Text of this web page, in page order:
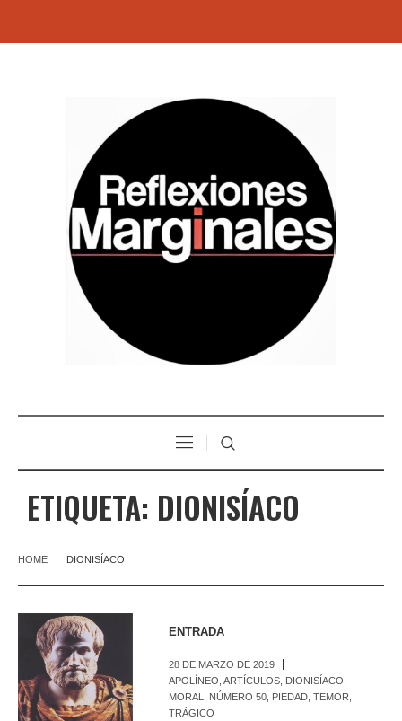
ETIQUETA: DIONISÍACO
HOME DIONISÍACO
ENTRADA
28 DE MARZO DE 2019
APOLÍNEO ,ARTÍCULOS DIONISÍACO
MORAL
NÚMERO 50 PIEDAD ,TEMOR
TRÁGICO